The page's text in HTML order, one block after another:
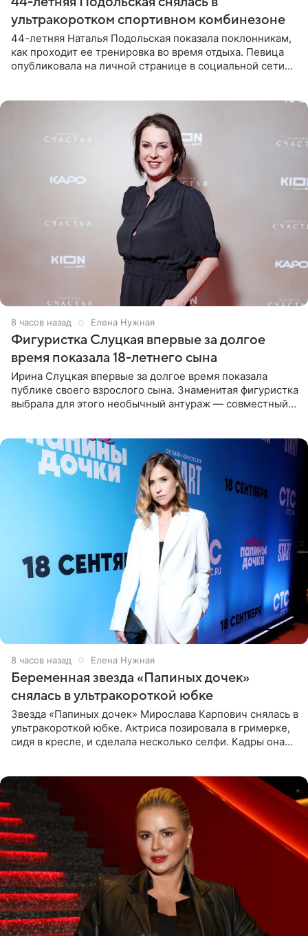
ультракоротком спортивном комбинезоне
44-летняя Наталья Подольская показала поклонникам,
как проходит ее тренировка во время отдыха. Певица
опубликовала на личной странице в социальной сети
8 часов назад Елена Нужная
Фигуристка Слуцкая впервые за долгое
время показала 18-летнего сына
Ирина Слуцкая впервые за долгое время показала
публике своего взрослого сына. Знаменитая фигуристка
выбрала для этого необычный антураж — совместный
8 часов назад Елена Нужная
Беременная звезда «Папиных дочек»
снялась в ультракороткой юбке
Звезда «Папиных дочек» Мирослава Карпович снялась в
ультракороткой юбке. Актриса позировала в гримерке,
сидя в кресле, и сделала несколько селфи. Кадры она